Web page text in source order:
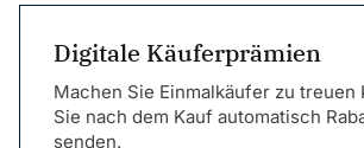
Digitale Käuferprämien
Machen Sie Einmalkäufer zu treuen
Sie nach dem Kauf automatisch
senden.